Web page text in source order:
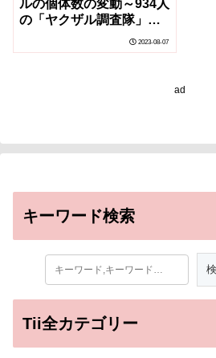
ルの個体数の変動～934人
の「ヤクザル調査隊」に
2023-08-07
ad
キーワード検索
Tii全カテゴリー